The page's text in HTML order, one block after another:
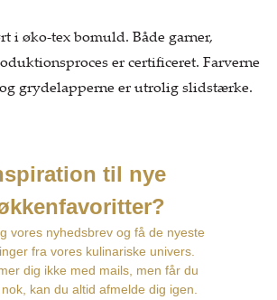
i øko-tex bomuld. Både garner,
er certificeret. Farverne
grydelapperne er utrolig slidstærke.
ret vilde med tekstilerne fra Solwang,
af farver. Solwang Design er dansk
hjemmet.
grader